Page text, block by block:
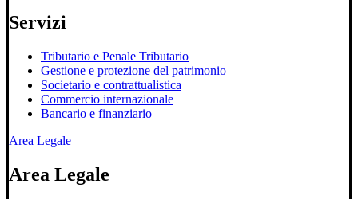
Servizi
Tributario e Penale Tributario
Gestione e protezione del patrimonio
Societario e contrattualistica
Commercio internazionale
Bancario e finanziario
Area Legale
Area Legale